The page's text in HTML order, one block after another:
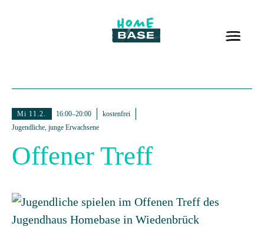
Mi 11.2. 16:00–20:00
kostenfrei
Jugendliche, junge Erwachsene
Offener Treff